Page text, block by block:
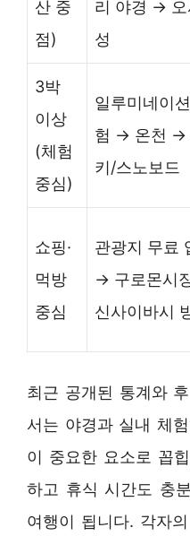
산 중
점)
리 야경 → 오
성
3박
이상
(체험
중심)
일루미네이
험 → 온천 →
키/스노보드
쇼핑·
먹방
중심
관광지 무료
→ 구로몬시
신사이바시
최근 공개된 통계와
서는 야경과 실내 체
이 중요한 요소로 꼽
하고 휴식 시간도 충
여행이 됩니다. 각자